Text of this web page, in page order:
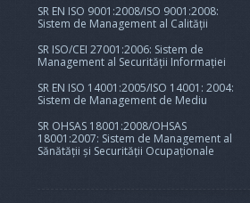
SR EN ISO 9001:2008/ISO 9001:2008:
Sistem de Management al Calității
SR ISO/CEI 27001:2006: Sistem de
Management al Securității Informației
SR EN ISO 14001:2005/ISO 14001: 2004:
Sistem de Management de Mediu
SR OHSAS 18001:2008/OHSAS
18001:2007: Sistem de Management al
Sănătății și Securității Ocupaționale